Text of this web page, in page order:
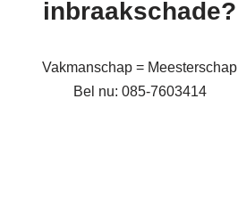
inbraakschade?
Vakmanschap = Meesterschap
Bel nu: 085-7603414